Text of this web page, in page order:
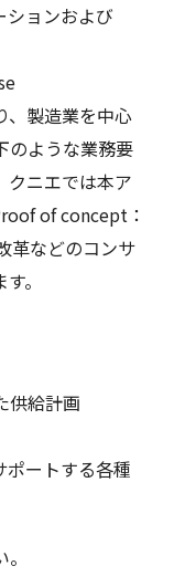
ョンおよび
製造業を中心
のような業務要
クニエでは本ア
of concept：
革などのコンサ
。
供給計画
ポートする各種